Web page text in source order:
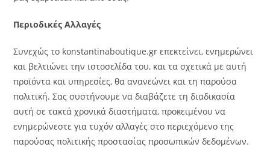
Περιοδικές Αλλαγές
Συνεχώς το konstantinaboutique.gr επεκτείνει, ενημερώνει
και βελτιώνει την ιστοσελίδα του, και τα σχετικά με αυτή
προϊόντα και υπηρεσίες, θα ανανεώνει και τη παρούσα
πολιτική. Σας συστήνουμε να διαβάζετε τη διαδικασία
αυτή σε τακτά χρονικά διαστήματα, προκειμένου να
ενημερώνεστε για τυχόν αλλαγές στο περιεχόμενο της
παρούσας πολιτικής προστασίας προσωπικών δεδομένων.